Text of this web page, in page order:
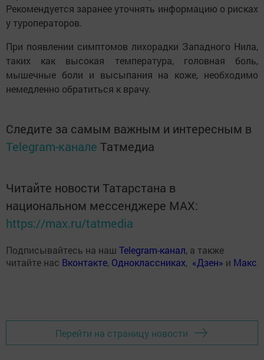
Рекомендуется заранее уточнять информацию о рисках
у туроператоров.
При появлении симптомов лихорадки Западного Нила,
таких как высокая температура, головная боль,
мышечные боли и высыпания на коже, необходимо
немедленно обратиться к врачу.
Следите за самым важным и интересным в
Telegram-канале Татмедиа
Читайте новости Татарстана в
национальном мессенджере MАХ:
https://max.ru/tatmedia
Подписывайтесь на наш Telegram-канал, а также
читайте нас Вконтакте, Одноклассниках, «Дзен» и Макс
Перейти на страницу новости